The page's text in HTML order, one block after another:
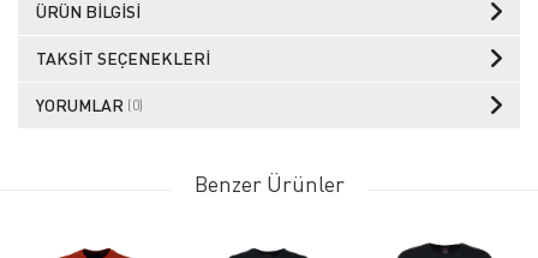
ÜRÜN BILGISI
TAKSIT SEÇENEKLERI
YORUMLAR (0)
Benzer Ürünler